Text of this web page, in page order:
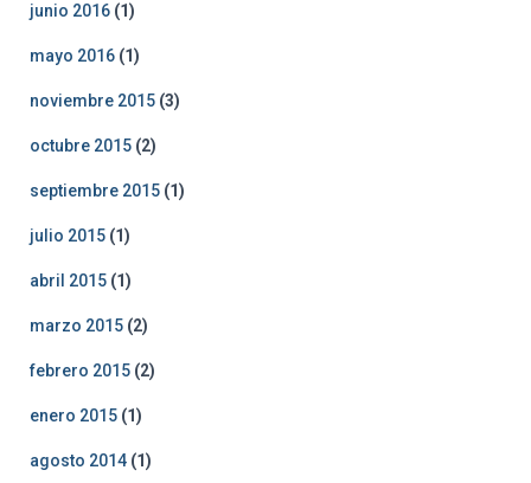
junio 2016 (1)
mayo 2016 (1)
noviembre 2015 (3)
octubre 2015 (2)
septiembre 2015 (1)
julio 2015 (1)
abril 2015 (1)
marzo 2015 (2)
febrero 2015 (2)
enero 2015 (1)
agosto 2014 (1)